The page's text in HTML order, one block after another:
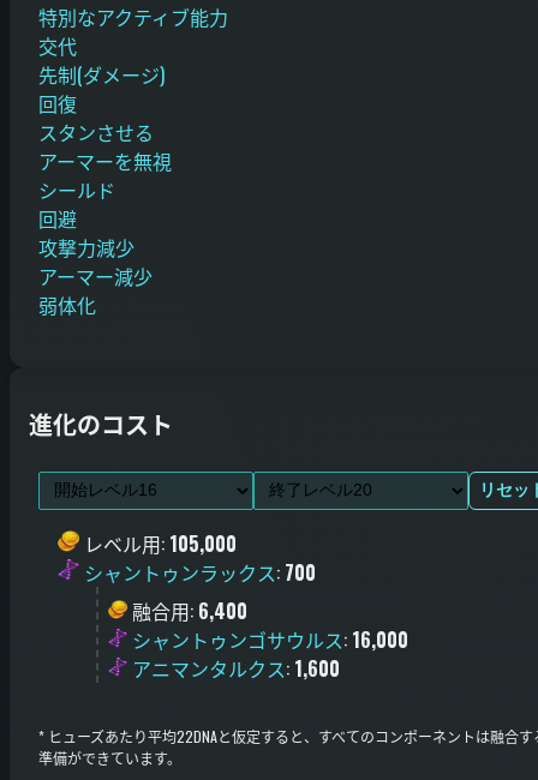
特別なアクティブ能力
交代
先制(ダメージ)
回復
スタンさせる
アーマーを無視
シールド
回避
攻撃力減少
アーマー減少
弱体化
進化のコスト
リセッ
レベル用: 105,000
シャントゥンラックス: 700
融合用: 6,400
シャントゥンゴサウルス: 16,000
アニマンタルクス: 1,600
* ヒューズあたり平均22DNAと仮定すると、すべてのコンポーネントは融合す
準備ができています。